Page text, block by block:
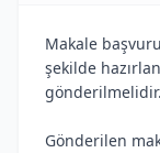
Makale
şekilde
gönderilmelidir.
Gönderilen